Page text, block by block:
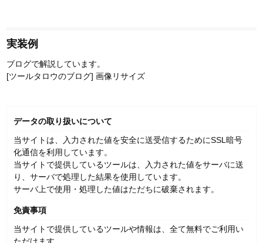
実装例
ブログで解説しています。
[ツールタロウのブログ] 画像リサイズ
データの取り扱いについて
当サイトは、入力された値を安全に送受信するためにSSL暗号
化通信を利用しています。
当サイトで提供しているツールは、入力された値をサーバに送
り、サーバで処理した結果を使用しています。
サーバ上で使用・処理した値はただちに破棄されます。
免責事項
当サイトで提供しているツールや情報は、全て無料でご利用い